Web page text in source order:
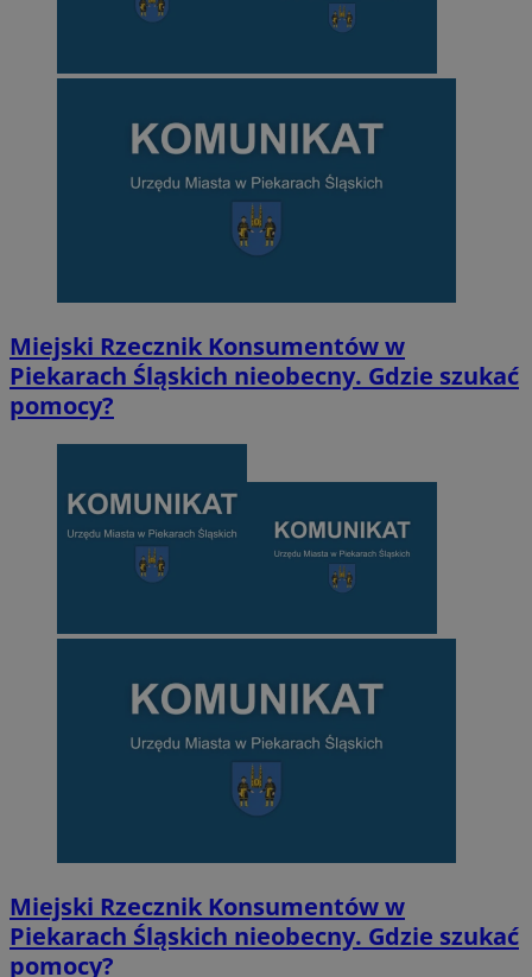
Miejski Rzecznik Konsumentów w
Piekarach Śląskich nieobecny. Gdzie szukać
pomocy?
Miejski Rzecznik Konsumentów w
Piekarach Śląskich nieobecny. Gdzie szukać
pomocy?